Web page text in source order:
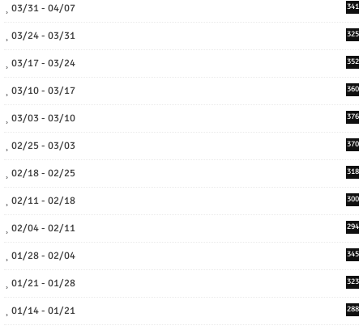
03/31 - 04/07 341
03/24 - 03/31 325
03/17 - 03/24 352
03/10 - 03/17 360
03/03 - 03/10 376
02/25 - 03/03 370
02/18 - 02/25 318
02/11 - 02/18 300
02/04 - 02/11 294
01/28 - 02/04 345
01/21 - 01/28 323
01/14 - 01/21 288